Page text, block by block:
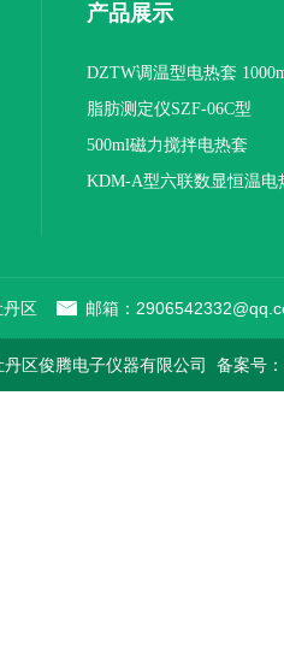
产品展示
DZTW调温型电热套
联
脂肪测定仪SZF-06C型
500ml磁力搅拌电热套
KDM-A型六联数显恒温电
丹区 邮箱：
区俊腾电子仪器有限公司 备案号